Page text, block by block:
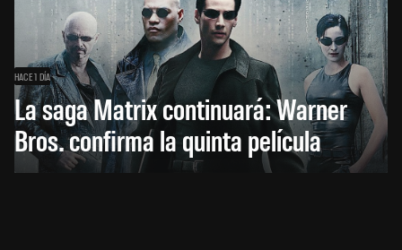
HACE 1 DÍA
La saga Matrix continuará: Warner
Bros. confirma la quinta película